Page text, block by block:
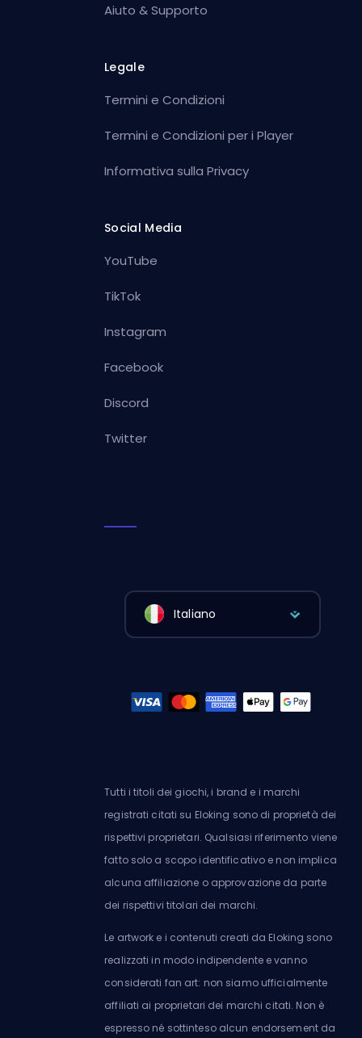
Aiuto & Supporto
Legale
Termini e Condizioni
Termini e Condizioni per i Player
Informativa sulla Privacy
Social Media
YouTube
TikTok
Instagram
Facebook
Discord
Twitter
Italiano
Tutti i titoli dei giochi, i brand e i marchi
registrati citati su Eloking sono di proprietà dei
rispettivi proprietari. Qualsiasi riferimento viene
fatto solo a scopo identificativo e non implica
alcuna affiliazione o approvazione da parte
dei rispettivi titolari dei marchi.
Le artwork e i contenuti creati da Eloking sono
realizzati in modo indipendente e vanno
considerati fan art: non siamo ufficialmente
affiliati ai proprietari dei marchi citati. Non è
espresso né sottinteso alcun endorsement da